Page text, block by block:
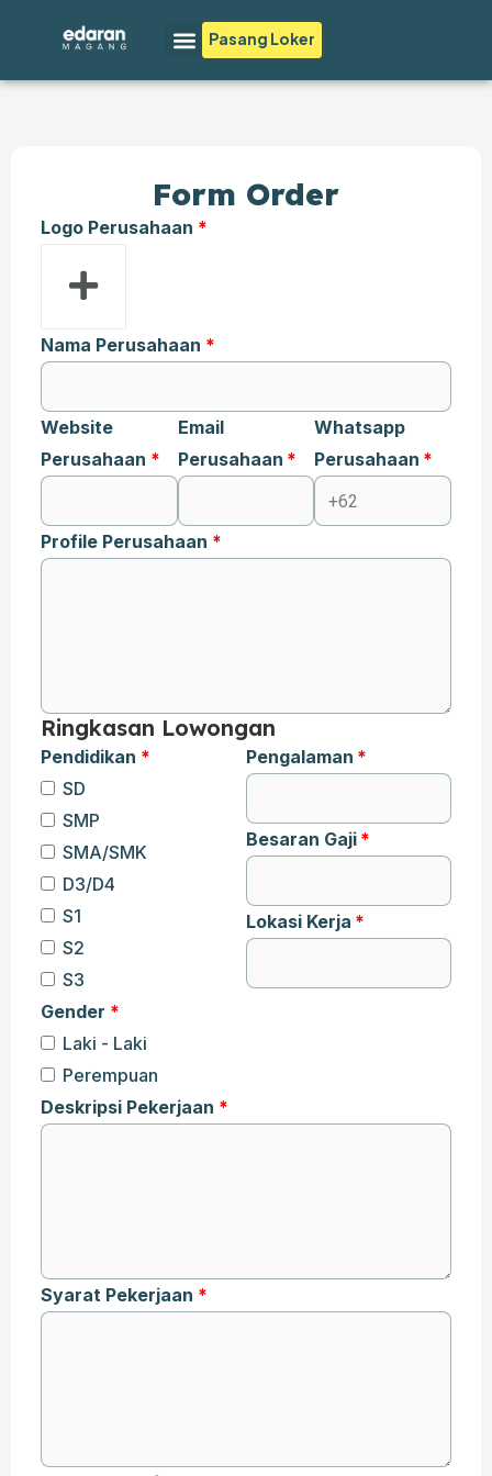
Menu
Pasang Loker
Form Order
Logo Perusahaan
Nama Perusahaan
Website
Perusahaan
Email
Perusahaan
Whatsapp
Perusahaan
Profile Perusahaan
Ringkasan Lowongan
Pendidikan
SD
SMP
SMA/SMK
D3/D4
S1
S2
S3
Gender
Laki - Laki
Perempuan
Pengalaman
Besaran Gaji
Lokasi Kerja
Deskripsi Pekerjaan
Syarat Pekerjaan​